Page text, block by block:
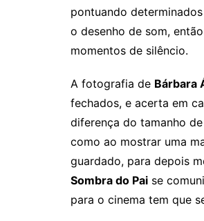
pontuando
o desenho de som,
momentos de silêncio.
A fotografia de Bárbara
fechados, e acerta em
diferença do tamanho de
como ao mostrar uma
guardado, para depois
Sombra do Pai se
para o cinema tem que